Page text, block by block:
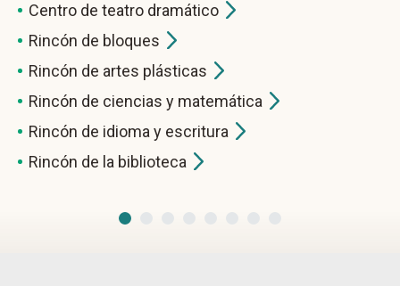
Centro de teatro dramático
Rincón de bloques
Rincón de artes plásticas
Rincón de ciencias y matemática
Rincón de idioma y escritura
Rincón de la biblioteca